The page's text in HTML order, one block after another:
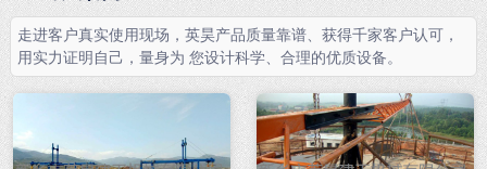
走进客户真实使用现场，英昊产品质量靠谱、获得千家客户认可，
用实力证明自己，量身为 您设计科学、合理的优质设备。